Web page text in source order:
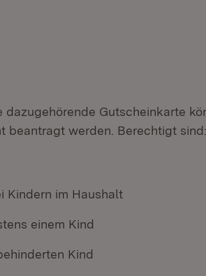
Gutscheinkarte
beantragt werden. Berechtigt sind:
Kindern im Haushalt
einem Kind
Kind